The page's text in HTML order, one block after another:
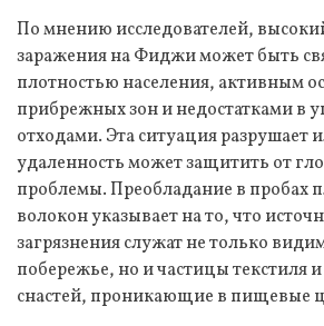
По мнению исследователей,
заражения на Фиджи может быть
плотностью населения, активным
прибрежных зон и недостатками в
отходами. Эта ситуация разрушает
удаленность может защитить от
проблемы. Преобладание в пробах
волокон указывает на то, что
загрязнения служат не только
побережье, но и частицы текстиля
снастей, проникающие в пищевые